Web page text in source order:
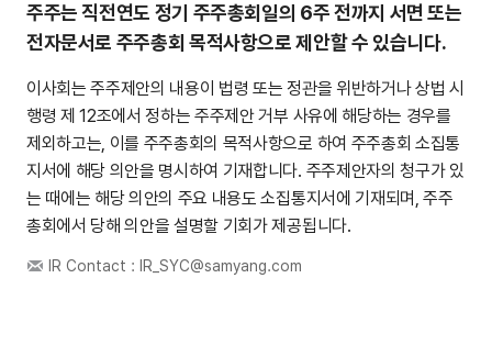
주주는 직전연도 정기 주주총회일의 6주 전까지 서면 또는
전자문서로 주주총회 목적사항으로제안할 수 있습니다.
이사회는 주주제안의 내용이 법령 또는 정관을 위반하거나 상법 시
행령 제 12조에서 정하는 주주제안 거부 사유에 해당하는 경우를
제외하고는, 이를 주주총회의 목적사항으로 하여 주주총회 소집통
지서에 해당 의안을 명시하여 기재합니다. 주주제안자의 청구가 있
는 때에는 해당 의안의 주요 내용도 소집통지서에 기재되며, 주주
총회에서 당해 의안을 설명할 기회가 제공됩니다.
IR Contact : IR_SYC@samyang.com